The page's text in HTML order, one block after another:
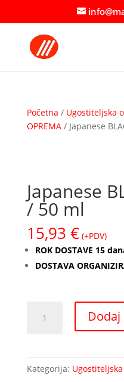
Početna / Ugostiteljska
OPREMA/ Japanese
Japanese
/ 50 ml
15,93 € (+PDV)
ROK DOSTAVE 15
DOSTAVA
BLACK
Kategorija: Ugostiteljska